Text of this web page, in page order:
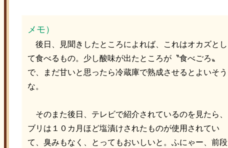
メモ）
後日、見聞きしたところによれば、これはオカズとし
て食べるもの。少し酸味が出たところが〝食べごろ〟
で、まだ甘いと思ったら冷蔵庫で熟成させるとよいそう
な。
そのまた後日、テレビで紹介されているのを見たら、
ブリは１０カ月ほど塩漬けされたものが使用されてい
て、臭みもなく、とってもおいしいと。ふにゃー、前段